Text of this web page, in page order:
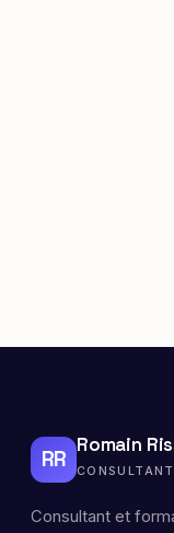
RR
Romain
Consultant et